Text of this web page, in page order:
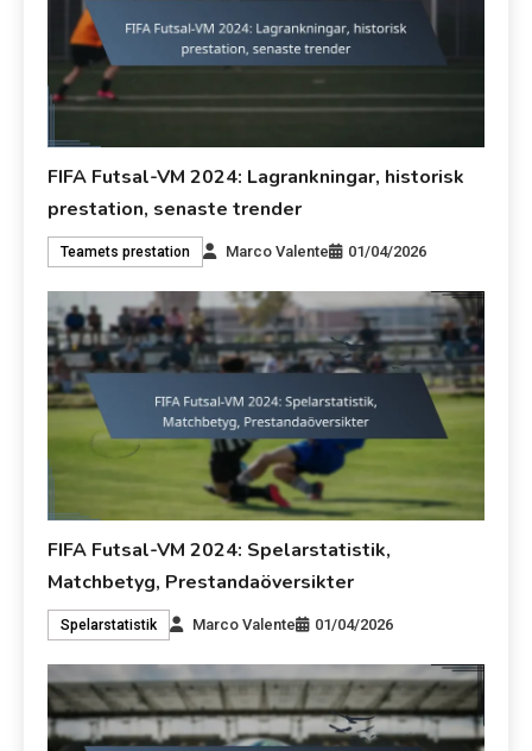
FIFA Futsal-VM 2024: Lagrankningar, historisk
prestation, senaste trender
Teamets prestation Marco Valente 01/04/2026
FIFA Futsal-VM 2024: Spelarstatistik,
Matchbetyg, Prestandaöversikter
Spelarstatistik Marco Valente 01/04/2026